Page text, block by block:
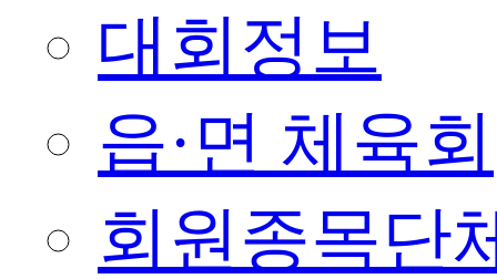
대회정보
읍·면 체육회
회원종목단